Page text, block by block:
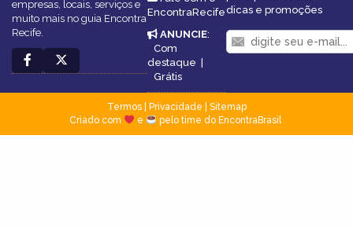
empresas, locais, serviços e
muito mais no guia Encontra
Recife.
EncontraRecife
ANUNCIE:
Com
destaque
Grátis
dicas e promoções
Termos| Privacidade
Sitemap
Criado com
e pelo time do EncontraBrasil